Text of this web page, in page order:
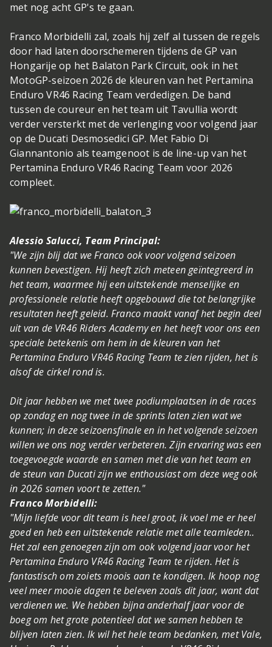
met nog acht GP's te gaan.
Franco Morbidelli zal, zoals hij zelf al tussen de regels
door had laten doorschemeren tijdens de GP van
Hongarije op het Balaton Park Circuit, ook in het
MotoGP-seizoen 2026 de kleuren van het Pertamina
Enduro VR46 Racing Team verdedigen. De band
tussen de coureur en het team uit Tavullia wordt
verder versterkt met de verlenging voor volgend jaar
op de Ducati Desmosedici GP. Met Fabio Di
Giannantonio als teamgenoot is de line-up van het
Pertamina Enduro VR46 Racing Team voor 2026
compleet.
Alessio Salucci, Team Principal:
"We zijn blij dat we Franco ook voor volgend seizoen
kunnen bevestigen. Hij heeft zich meteen geïntegreerd in
het team, waarmee hij een uitstekende menselijke en
professionele relatie heeft opgebouwd die tot belangrijke
resultaten heeft geleid. Franco maakt vanaf het begin deel
uit van de VR46 Riders Academy en het heeft voor ons een
speciale betekenis om hem in de kleuren van het
Pertamina Enduro VR46 Racing Team te zien rijden, het is
alsof de cirkel rond is.
Dit jaar hebben we met twee podiumplaatsen in de races
op zondag en nog twee in de sprints laten zien wat we
kunnen; in deze seizoensfinale en in het volgende seizoen
willen we ons nog verder verbeteren. Zijn ervaring was een
toegevoegde waarde en samen met die van het team en
de steun van Ducati zijn we enthousiast om deze weg ook
in 2026 samen voort te zetten."
Franco Morbidelli:
"Mijn liefde voor dit team is heel groot, ik voel me er heel
goed en heb een uitstekende relatie met alle teamleden..
Het zal een genoegen zijn om ook volgend jaar voor het
Pertamina Enduro VR46 Racing Team te rijden. Het is
fantastisch om zoiets moois aan te kondigen. Ik hoop nog
veel meer mooie dagen te beleven zoals dit jaar, want dat
verdienen we. We hebben bijna anderhalf jaar voor de
boeg om het grote potentieel dat we samen hebben te
blijven laten zien. Ik wil het hele team bedanken, met Vale,